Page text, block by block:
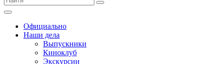
Официально
Наши дела
Выпускники
Киноклуб
Экскурсии